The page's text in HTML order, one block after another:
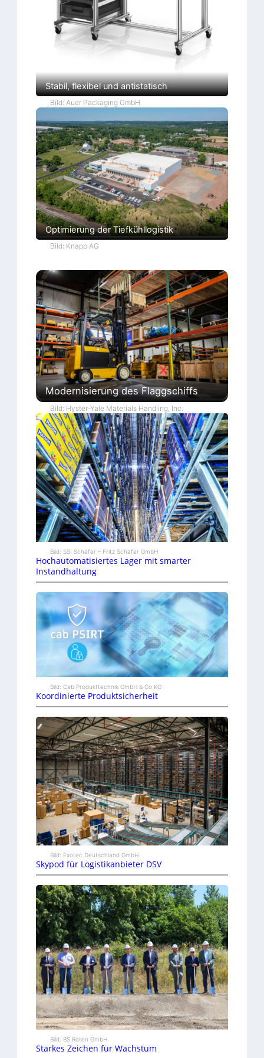
Stabil, flexibel und antistatisch
Bild: Auer Packaging GmbH
Optimierung der Tiefkühllogistik
Bild: Knapp AG
Modernisierung des Flaggschiffs
Bild: Hyster-Yale Materials Handling, Inc.
Bild: SSI Schäfer – Fritz Schäfer GmbH
Hochautomatisiertes Lager mit smarter
Instandhaltung
Bild: Cab Produkttechnik GmbH & Co KG
Koordinierte Produktsicherheit
Bild: Exotec Deutschland GmbH
Skypod für Logistikanbieter DSV
Bild: BS Rollen GmbH
Starkes Zeichen für Wachstum